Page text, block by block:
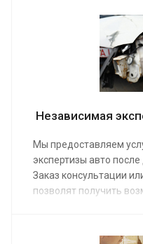
добьемся выплат от
транспортного
Независимая
Мы предоставляем
экспертизы авто
Заказ консультации
позволят получить
доказательством в